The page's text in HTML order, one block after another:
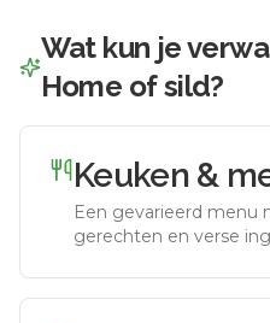
Wat kun je
Home of sild?
Keuken &
Een gevarieerd menu
gerechten en verse